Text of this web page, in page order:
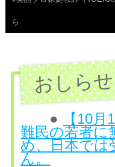
ス
ら
●
【10
難民の若者に
め、日本では
ん。